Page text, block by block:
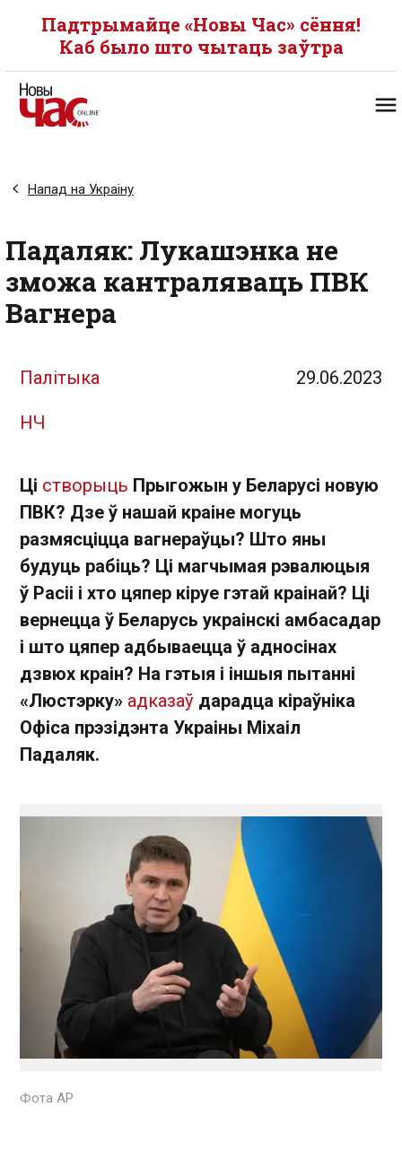
Падтрымайце «Новы Час» сёння!
Каб было што чытаць заўтра
Напад на Украіну
Падаляк: Лукашэнка не
зможа кантраляваць ПВК
Вагнера
Палітыка 29.06.2023
НЧ
Ці створыць Прыгожын у Беларусі новую
ПВК? Дзе ў нашай краіне могуць
размясціцца вагнераўцы? Што яны
будуць рабіць? Ці магчымая рэвалюцыя
ў Расіі і хто цяпер кіруе гэтай краінай? Ці
вернецца ў Беларусь украінскі амбасадар
і што цяпер адбываецца ў адносінах
дзвюх краін? На гэтыя і іншыя пытанні
«Люстэрку» адказаў дарадца кіраўніка
Офіса прэзідэнта Украіны Міхаіл
Падаляк.
Фота AP